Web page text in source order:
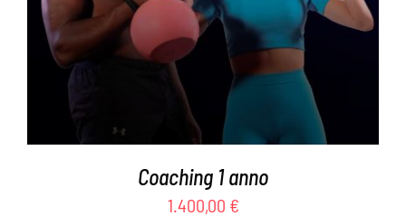
Coaching 1 anno
1.400,00 €